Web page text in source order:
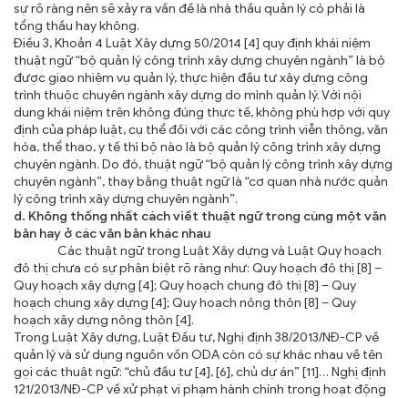
sự rõ ràng nên sẽ xảy ra vấn đề là nhà thầu quản lý có phải là
tổng thầu hay không.
Điều 3, Khoản 4 Luật Xây dựng 50/2014 [4] quy định khái niệm
thuật ngữ “bộ quản lý công trình xây dựng chuyên ngành” là bộ
được giao nhiệm vụ quản lý, thực hiện đầu tư xây dựng công
trình thuộc chuyên ngành xây dựng do mình quản lý. Với nội
dung khái niệm trên không đúng thực tế, không phù hợp với quy
định của pháp luật, cụ thể đối với các công trình viễn thông, văn
hóa, thể thao, y tế thì bộ nào là bộ quản lý công trình xây dựng
chuyên ngành. Do đó, thuật ngữ “bộ quản lý công trình xây dựng
chuyên ngành”, thay bằng thuật ngữ là “cơ quan nhà nước quản
lý công trình xây dựng chuyên ngành”.
d. Không thống nhất cách viết thuật ngữ trong cùng một văn
bản hay ở các văn bản khác nhau
Các thuật ngữ trong Luật Xây dựng và Luật Quy hoạch
đô thị chưa có sự phân biệt rõ ràng như: Quy hoạch đô thị [8] –
Quy hoạch xây dựng [4]; Quy hoạch chung đô thị [8] – Quy
hoạch chung xây dựng [4]; Quy hoạch nông thôn [8] – Quy
hoạch xây dựng nông thôn [4].
Trong Luật Xây dựng, Luật Đầu tư, Nghị định 38/2013/NĐ-CP về
quản lý và sử dụng nguồn vốn ODA còn có sự khác nhau về tên
gọi các thuật ngữ: “chủ đầu tư [4], [6], chủ dự án” [11]… Nghị định
121/2013/NĐ-CP về xử phạt vi phạm hành chính trong hoạt động